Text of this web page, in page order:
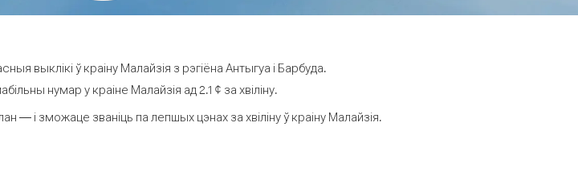
выклікі ў краіну Малайзія з рэгіёна Антыгуа і Барбуда.
нумар у краіне Малайзія ад 2.1 ¢ за хвіліну.
і зможаце званіць па лепшых цэнах за хвіліну ў краіну Малайзія.